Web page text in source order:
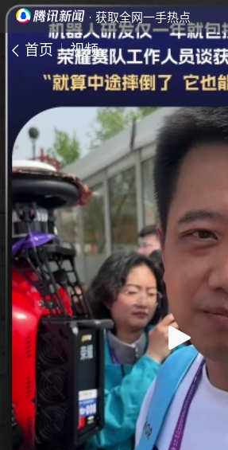
· 获取全网一手热点
首页 视频